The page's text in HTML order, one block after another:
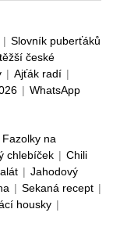
| Slovník puberťáků
české
| Ajťák radí |
| WhatsApp
Fazolky na
chlebíček | Chili
| Jahodový
| Sekaná recept |
housky |